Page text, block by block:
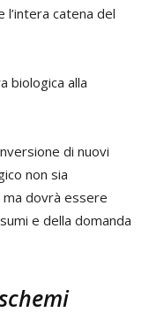
catena del
biologica alla
di nuovi
non sia
dovrà essere
e della domanda